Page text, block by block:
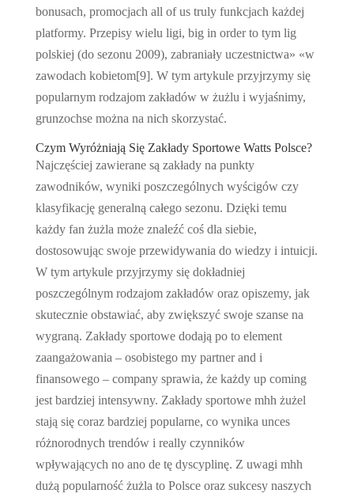
bonusach, promocjach all of us truly funkcjach każdej
platformy. Przepisy wielu ligi, big in order to tym lig
polskiej (do sezonu 2009), zabraniały uczestnictwa» «w
zawodach kobietom[9]. W tym artykule przyjrzymy się
popularnym rodzajom zakładów w żużlu i wyjaśnimy,
grunzochse można na nich skorzystać.
Czym Wyróżniają Się Zakłady Sportowe Watts Polsce?
Najczęściej zawierane są zakłady na punkty
zawodników, wyniki poszczególnych wyścigów czy
klasyfikację generalną całego sezonu. Dzięki temu
każdy fan żużla może znaleźć coś dla siebie,
dostosowując swoje przewidywania do wiedzy i intuicji.
W tym artykule przyjrzymy się dokładniej
poszczególnym rodzajom zakładów oraz opiszemy, jak
skutecznie obstawiać, aby zwiększyć swoje szanse na
wygraną. Zakłady sportowe dodają po to element
zaangażowania – osobistego my partner and i
finansowego – company sprawia, że każdy up coming
jest bardziej intensywny. Zakłady sportowe mhh żużel
stają się coraz bardziej popularne, co wynika unces
różnorodnych trendów i really czynników
wpływających no ano de tę dyscyplinę. Z uwagi mhh
dużą popularność żużla to Polsce oraz sukcesy naszych